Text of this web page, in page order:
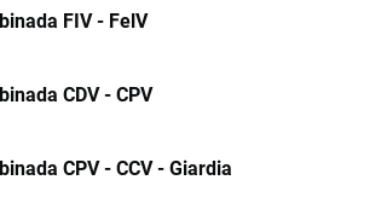
FIV - FelV
CDV - CPV
CPV - CCV - Giardia